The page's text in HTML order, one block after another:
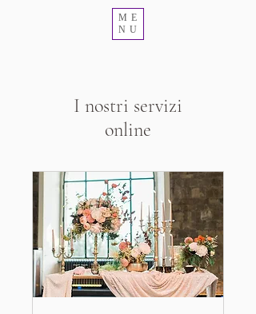
ME
NU
I nostri servizi
online